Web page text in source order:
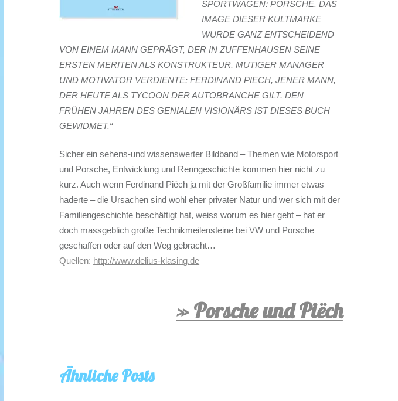
SPORTWAGEN: PORSCHE. DAS
IMAGE DIESER KULTMARKE
WURDE GANZ ENTSCHEIDEND
VON EINEM MANN GEPRÄGT, DER IN ZUFFENHAUSEN SEINE
ERSTEN MERITEN ALS KONSTRUKTEUR, MUTIGER MANAGER
UND MOTIVATOR VERDIENTE: FERDINAND PIËCH, JENER MANN,
DER HEUTE ALS TYCOON DER AUTOBRANCHE GILT. DEN
FRÜHEN JAHREN DES GENIALEN VISIONÄRS IST DIESES BUCH
GEWIDMET.“
Sicher ein sehens-und wissenswerter Bildband – Themen wie Motorsport
und Porsche, Entwicklung und Renngeschichte kommen hier nicht zu
kurz. Auch wenn Ferdinand Piëch ja mit der Großfamilie immer etwas
haderte – die Ursachen sind wohl eher privater Natur und wer sich mit der
Familiengeschichte beschäftigt hat, weiss worum es hier geht – hat er
doch massgeblich große Technikmeilensteine bei VW und Porsche
geschaffen oder auf den Weg gebracht…
Quellen: http://www.delius-klasing.de
» Porsche und Piëch
Ähnliche Posts